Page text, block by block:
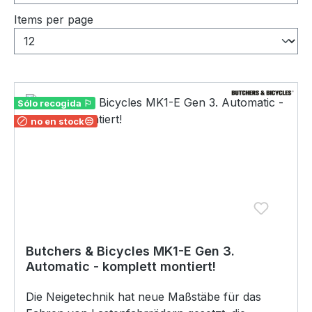
Items per page
Sólo recogida ⚐
no en stock😒
Butchers & Bicycles MK1-E Gen 3.
Automatic - komplett montiert!
Die Neigetechnik hat neue Maßstäbe für das